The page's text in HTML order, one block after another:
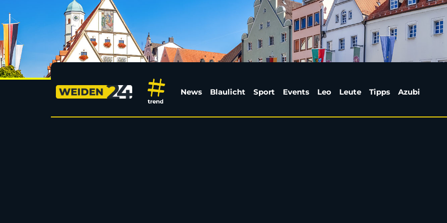
Brand am Dießfurter Feuerwehrfest |
News Blaulicht Sport Events Leo Leute Tipps Azubi